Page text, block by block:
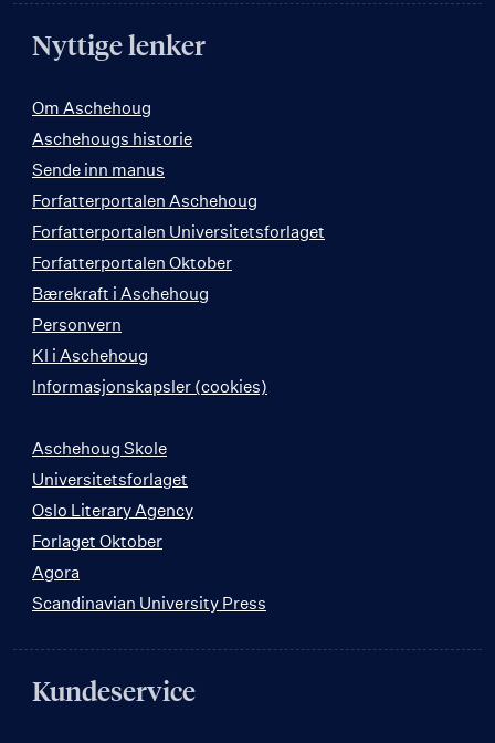
Nyttige lenker
Om Aschehoug
Aschehougs historie
Sende inn manus
Forfatterportalen Aschehoug
Forfatterportalen Universitetsforlaget
Forfatterportalen Oktober
Bærekraft i Aschehoug
Personvern
KI i Aschehoug
Informasjonskapsler (cookies)
Aschehoug Skole
Universitetsforlaget
Oslo Literary Agency
Forlaget Oktober
Agora
Scandinavian University Press
Kundeservice